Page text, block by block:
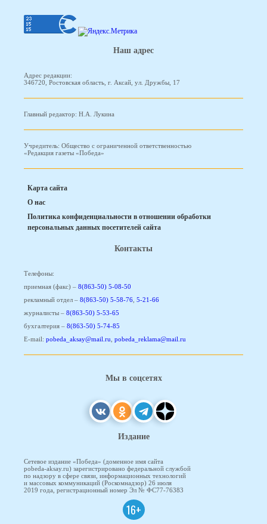
Наш адрес
Адрес редакции:
346720, Ростовская область, г. Аксай, ул. Дружбы, 17
Главный редактор: Н.А. Лукина
Учредитель: Общество с ограниченной ответственностью
«Редакция газеты «Победа»
Карта сайта
О нас
Политика конфиденциальности в отношении обработки
персональных данных посетителей сайта
Контакты
Телефоны:
приемная (факс) – 8(863-50) 5-08-50
рекламный отдел – 8(863-50) 5-58-76, 5-21-66
журналисты – 8(863-50) 5-53-65
бухгалтерия – 8(863-50) 5-74-85
E-mail: pobeda_aksay@mail.ru, pobeda_reklama@mail.ru
Мы в соцсетях
Издание
Сетевое издание «Победа» (доменное имя сайта
pobeda-aksay.ru) зарегистрировано федеральной службой
по надзору в сфере связи, информационных технологий
и массовых коммуникаций (Роскомнадзор) 26 июля
2019 года, регистрационный номер Эл № ФС77-76383
16+